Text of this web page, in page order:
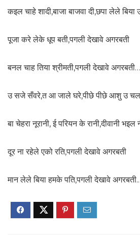
कइल चाहे शादी,बाजा बाजवा दी,छपा लेले बिया
पूजा करे लेके धूप बती,पगली देखावे अगरबती
बनल चाह तिया श्रीमती,पगली देखावे
उ सजे सँवरे,त आ जाले घरे,पीछे पीछे आशु उ
बा चेहरा नूरानी, ई परियन के रानी,दीवानी
दूर ना रहेले एको रति,पगली देखावे अगरबती
मान लेले बिया हमके पति,पगली देखावे अगरबती..